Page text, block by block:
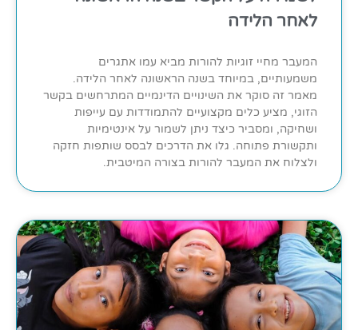
לאחר הלידה
המעבר מחיי זוגיות להורות מביא עמו אתגרים
משמעותיים, במיוחד בשנה הראשונה לאחר הלידה.
מאמר זה סוקר את השינויים הדינמיים המתרחשים בקשר
הזוגי, מציע כלים מקצועיים להתמודדות עם עייפות
ושחיקה, ומסביר כיצד ניתן לשמור על אינטימיות
ותקשורת פתוחה. גלו את הדרכים לבסס שותפות חזקה
ולצלוח את המעבר להורות בצורה המיטבית.